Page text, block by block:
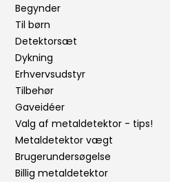
Begynder
Til børn
Detektorsæt
Dykning
Erhvervsudstyr
Tilbehør
Gaveidéer
Valg af metaldetektor - tips!
Metaldetektor vægt
Brugerundersøgelse
Billig metaldetektor